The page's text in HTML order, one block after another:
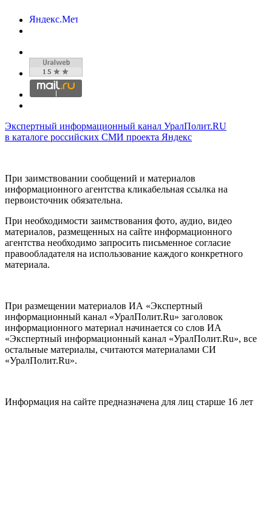
Экспертный информационный канал УралПолит.RU
в каталоге российских СМИ проекта Яндекс
При заимствовании сообщений и материалов
информационного агентства кликабельная ссылка на
первоисточник обязательна.
При необходимости заимствования фото, аудио, видео
материалов, размещенных на сайте информационного
агентства необходимо запросить письменное согласие
правообладателя на использование каждого конкретного
материала.
При размещении материалов ИА «Экспертный
информационный канал «УралПолит.Ru» заголовок
информационного материал начинается со слов ИА
«Экспертный информационный канал «УралПолит.Ru», все
остальные материалы, считаются материалами СИ
«УралПолит.Ru».
Информация на сайте предназначена для лиц старше 16 лет